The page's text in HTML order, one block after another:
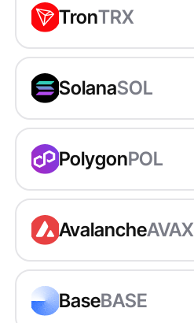
TronTRX
SolanaSOL
PolygonPOL
AvalancheAVAX
BaseBASE